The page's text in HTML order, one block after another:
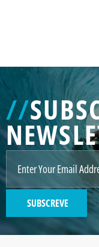
GENERATED
GENERATED
GENERATED
IMAGE
Paint
//
SUBSCREVE